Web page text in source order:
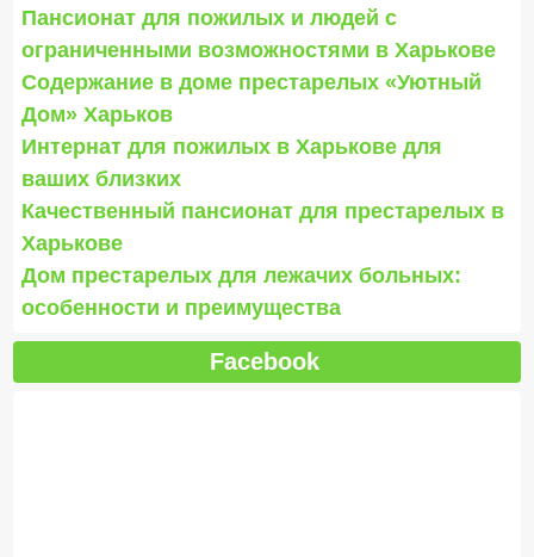
Пансионат для пожилых и людей с
ограниченными возможностями в Харькове
Содержание в доме престарелых «Уютный
Дом» Харьков
Интернат для пожилых в Харькове для
ваших близких
Качественный пансионат для престарелых в
Харькове
Дом престарелых для лежачих больных:
особенности и преимущества
Facebook